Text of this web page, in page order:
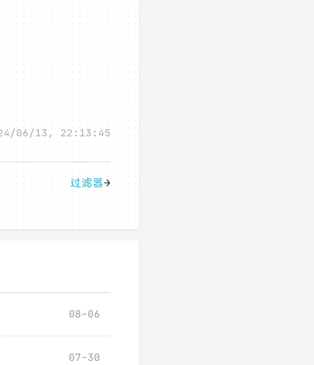
06/13, 22:13:45
过滤器→
08-06
07-30